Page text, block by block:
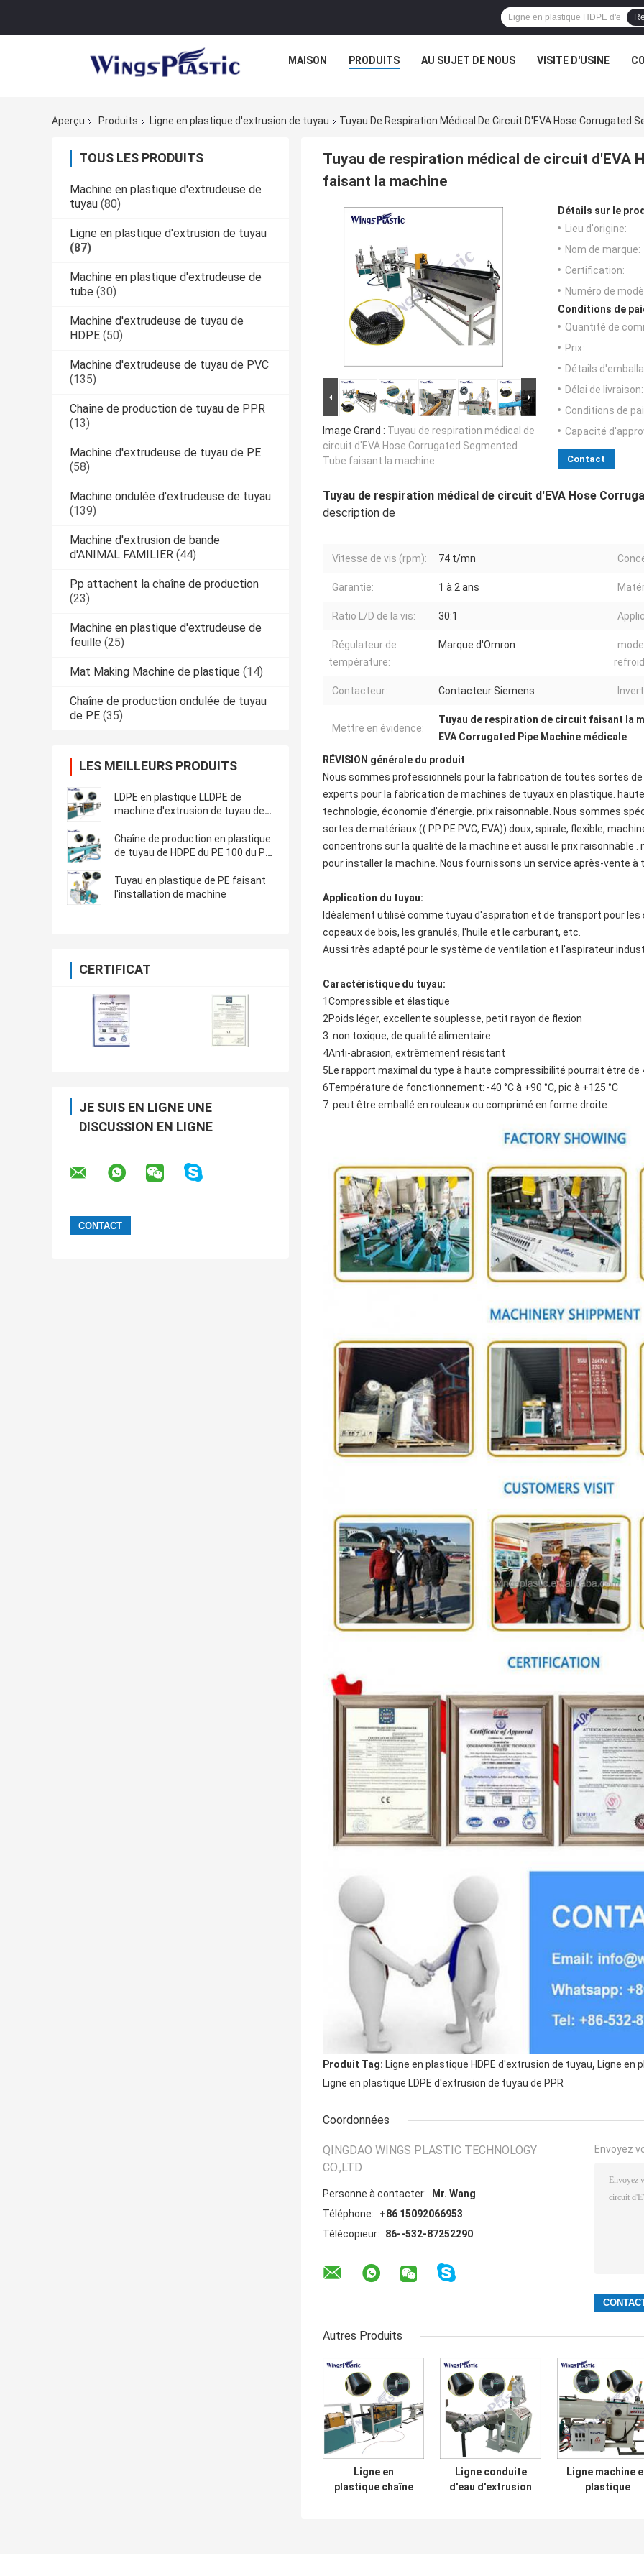
MAISON PRODUITS AU SUJET DE NOUS VISITE D'USINE
Aperçu Produits Ligne en plastique d'extrusion de tuyau Tuyau De Respiration Médical De Circuit D'EVA Hose Corrugated
TOUS LES PRODUITS
Machine en plastique d'extrudeuse de
tuyau (80)
Ligne en plastique d'extrusion de tuyau
(87)
Machine en plastique d'extrudeuse de
tube (30)
Machine d'extrudeuse de tuyau de
HDPE (50)
Machine d'extrudeuse de tuyau de PVC
(135)
Chaîne de production de tuyau de PPR
(13)
Machine d'extrudeuse de tuyau de PE
(58)
Machine ondulée d'extrudeuse de tuyau
(139)
Machine d'extrusion de bande
d'ANIMAL FAMILIER (44)
Pp attachent la chaîne de production
(23)
Machine en plastique d'extrudeuse de
feuille (25)
Mat Making Machine de plastique (14)
Chaîne de production ondulée de tuyau
de PE (35)
LES MEILLEURS PRODUITS
LDPE en plastique LLDPE de
machine d'extrusion de tuyau de
Chaîne de production en plastique
de tuyau de HDPE du PE 100 du PE
Tuyau en plastique de PE faisant
l'installation de machine
CERTIFICAT
JE SUIS EN LIGNE UNE
DISCUSSION EN LIGNE
Tuyau de respiration médical de circuit d'EVA
faisant la machine
Image Grand : Tuyau de respiration médical de
circuit d'EVA Hose Corrugated Segmented
Tube faisant la machine
Détails sur le
Lieu d'origine:
Nom de marque:
Certification:
Numéro de
Conditions de
Quantité de
Prix:
Détails
Délai de livraison:
Conditions de
Capacité
Contact
Tuyau de respiration médical de circuit d'EVA Hose
description de
Vitesse de vis (rpm): 74 t/mn
Garantie: 1 à 2 ans
Ratio L/D de la vis: 30:1
Régulateur de
température:
Marque d'Omron
Contacteur: Contacteur Siemens
Mettre en évidence:
Tuyau de respiration de circuit faisant la
EVA Corrugated Pipe Machine médicale
RÉVISION générale du produit
Nous sommes professionnels pour la fabrication de toutes sortes
experts pour la fabrication de machines de tuyaux en plastique.
technologie, économie d'énergie. prix raisonnable. Nous sommes
sortes de matériaux (( PP PE PVC, EVA)) doux, spirale, flexible,
concentrons sur la qualité de la machine et aussi le prix raisonnable
pour installer la machine. Nous fournissons un service après-vente à
Application du tuyau:
Idéalement utilisé comme tuyau d'aspiration et de transport pour
copeaux de bois, les granulés, l'huile et le carburant, etc.
Aussi très adapté pour le système de ventilation et l'aspirateur
Caractéristique du tuyau:
1Compressible et élastique
2Poids léger, excellente souplesse, petit rayon de flexion
3. non toxique, de qualité alimentaire
4Anti-abrasion, extrêmement résistant
5Le rapport maximal du type à haute compressibilité pourrait être de
6Température de fonctionnement: -40 °C à +90 °C, pic à +125 °C
7. peut être emballé en rouleaux ou comprimé en forme droite.
Produit Tag: Ligne en plastique HDPE d'extrusion de tuyau, Ligne en
Ligne en plastique LDPE d'extrusion de tuyau de PPR
Coordonnées
QINGDAO WINGS PLASTIC TECHNOLOGY
CO.,LTD
Personne à contacter:
Mr. Wang
Téléphone:
+86 15092066953
Télécopieur:
86--532-87252290
Envoyez
Autres Produits
Ligne en
plastique chaîne
Ligne conduite
d'eau d'extrusion
Ligne machine
plastique